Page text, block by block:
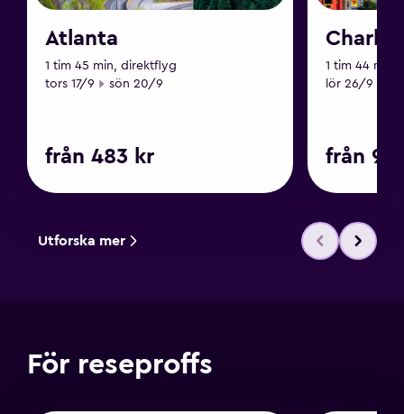
Atlanta
1 tim 45 min, direktflyg
Startdatum
tors 17/9 Slutdatum
sön 20/9
från 483 kr
1 tim 44 min,
Startdatum
lör 26/9
från
Utforska mer
För reseproffs